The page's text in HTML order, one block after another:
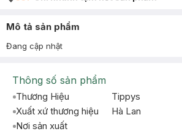
Mô tả sản phẩm
Đang cập nhật
Thông số sản phẩm
Thương Hiệu
Tippys
Xuất xứ thương hiệu
Hà Lan
Nơi sản xuất